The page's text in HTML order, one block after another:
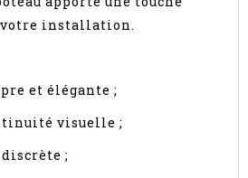
installation.
et élégante ;
visuelle ;
;